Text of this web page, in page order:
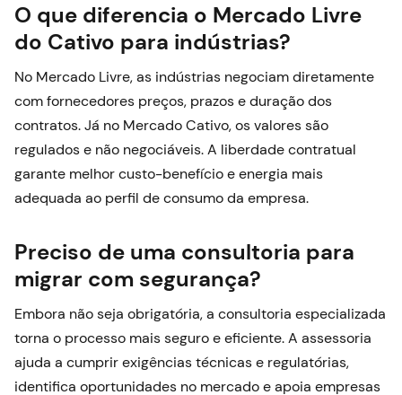
O que diferencia o Mercado Livre
do Cativo para indústrias?
No Mercado Livre, as indústrias negociam diretamente
com fornecedores preços, prazos e duração dos
contratos. Já no Mercado Cativo, os valores são
regulados e não negociáveis. A liberdade contratual
garante melhor custo-benefício e energia mais
adequada ao perfil de consumo da empresa.
Preciso de uma consultoria para
migrar com segurança?
Embora não seja obrigatória, a consultoria especializada
torna o processo mais seguro e eficiente. A assessoria
ajuda a cumprir exigências técnicas e regulatórias,
identifica oportunidades no mercado e apoia empresas